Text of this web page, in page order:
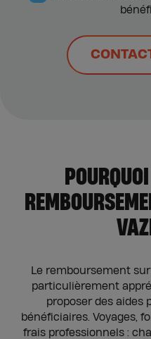
Le remboursement
particulièrement
proposer des aides
bénéficiaires. Voyages,
frais professionnels :